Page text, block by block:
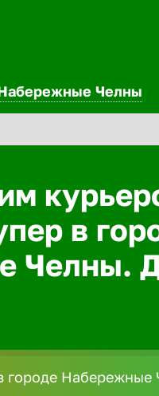
Челны
в
Челны.
городе Набережные